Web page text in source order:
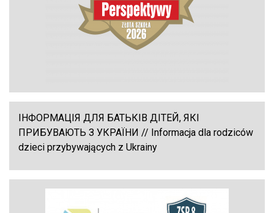
ІНФОРМАЦІЯ ДЛЯ БАТЬКІВ ДІТЕЙ, ЯКІ
ПРИБУВАЮТЬ З УКРАЇНИ // Informacja dla rodziców
dzieci przybywających z Ukrainy